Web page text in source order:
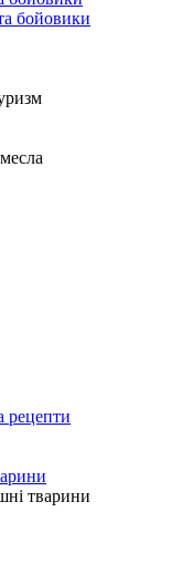
бойовики
рецепти
тварини